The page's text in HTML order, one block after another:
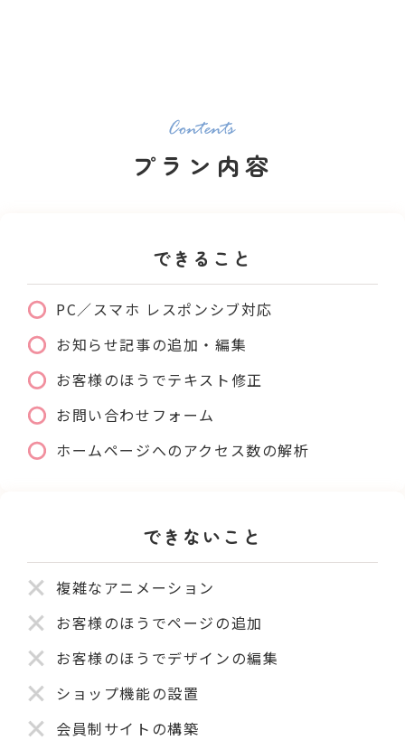
プラン内容
できること
PC／スマホ レスポンシブ対応
お知らせ記事の追加・編集
お客様のほうでテキスト修正
お問い合わせフォーム
ホームページへのアクセス数の解析
できないこと
複雑なアニメーション
お客様のほうでページの追加
お客様のほうでデザインの編集
ショップ機能の設置
会員制サイトの構築